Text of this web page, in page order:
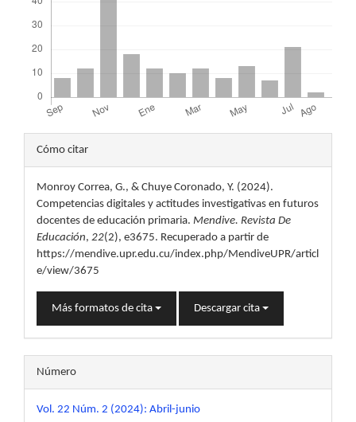
Detalles
del
artículo
Cómo citar
Monroy Correa, G., & Chuye Coronado, Y. (2024).
Competencias digitales y actitudes investigativas en futuros
docentes de educación primaria. Mendive. Revista De
Educación, 22(2), e3675. Recuperado a partir de
https://mendive.upr.edu.cu/index.php/MendiveUPR/articl
e/view/3675
Más formatos de cita Descargar cita
Número
Vol. 22 Núm. 2 (2024): Abril-junio